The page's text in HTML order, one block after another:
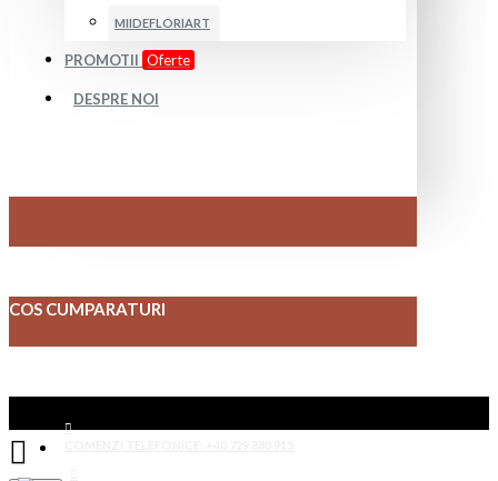
MIIDEFLORIART
PROMOTII Oferte
DESPRE NOI
COS CUMPARATURI